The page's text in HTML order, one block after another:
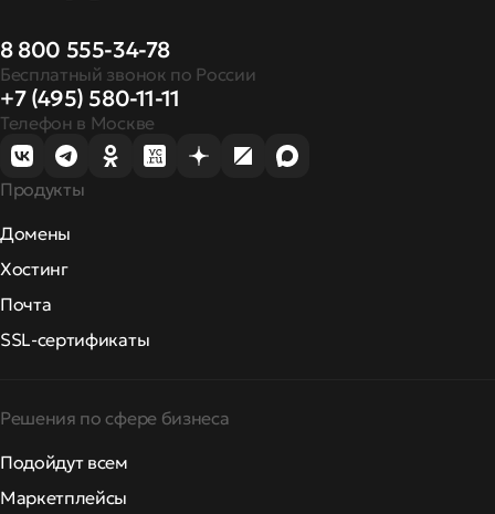
8 800 555-34-78
Бесплатный звонок по России
+7 (495) 580-11-11
Телефон в Москве
Продукты
Домены
Хостинг
Почта
SSL-сертификаты
Решения по сфере бизнеса
Подойдут всем
Маркетплейсы